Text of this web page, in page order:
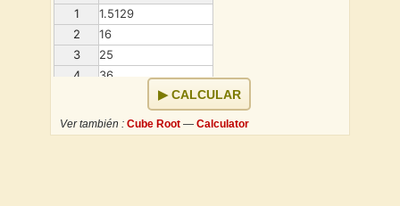
1.5129
16
25
36
1
2
3
4
CALCULAR
Ver también : Cube Root —Calculator